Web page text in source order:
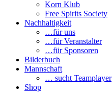
Korn Klub
Free Spirits Society
Nachhaltigkeit
…für uns
…für Veranstalter
…für Sponsoren
Bilderbuch
Mannschaft
… sucht Teamplayer
Shop